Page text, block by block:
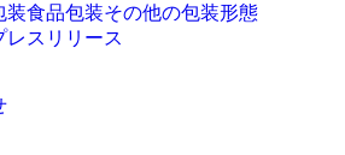
装食品包装その他の包装形態
レスリリース